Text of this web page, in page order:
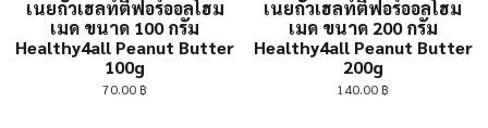
เนยถั่วเฮลท์ตี้ฟอร์ออลโฮม
เมด ขนาด 100 กรัม
Healthy4all Peanut Butter
100g
70.00 ฿
เนยถั่วเฮลท์ตี้ฟอร์ออลโฮม
เมด ขนาด 200 กรัม
Healthy4all Peanut Butter
200g
140.00 ฿